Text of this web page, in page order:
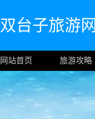
双台子旅游网
网站首页 旅游攻略